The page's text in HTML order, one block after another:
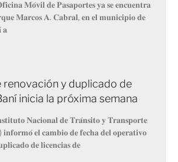
𝐌𝐨́𝐯𝐢𝐥 𝐝𝐞 𝐏𝐚𝐬𝐚𝐩𝐨𝐫𝐭𝐞𝐬 𝐲𝐚 𝐬𝐞 𝐞𝐧𝐜𝐮𝐞𝐧𝐭𝐫𝐚
𝐌𝐚𝐫𝐜𝐨𝐬 𝐀. 𝐂𝐚𝐛𝐫𝐚𝐥, 𝐞𝐧 𝐞𝐥 𝐦𝐮𝐧𝐢𝐜𝐢𝐩𝐢𝐨 𝐝𝐞
𝐚
renovación y duplicado de
inicia la próxima semana
𝐍𝐚𝐜𝐢𝐨𝐧𝐚𝐥 𝐝𝐞 𝐓𝐫𝐚́𝐧𝐬𝐢𝐭𝐨 𝐲 𝐓𝐫𝐚𝐧𝐬𝐩𝐨𝐫𝐭𝐞
𝐢𝐧𝐟𝐨𝐫𝐦𝐨́ 𝐞𝐥 𝐜𝐚𝐦𝐛𝐢𝐨 𝐝𝐞 𝐟𝐞𝐜𝐡𝐚 𝐝𝐞𝐥 𝐨𝐩𝐞𝐫𝐚𝐭𝐢𝐯𝐨
𝐝𝐞 𝐥𝐢𝐜𝐞𝐧𝐜𝐢𝐚𝐬 𝐝𝐞